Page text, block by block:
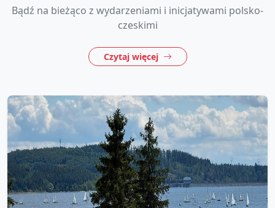
Bądź na bieżąco z wydarzeniami i inicjatywami polsko-
czeskimi
Czytaj więcej